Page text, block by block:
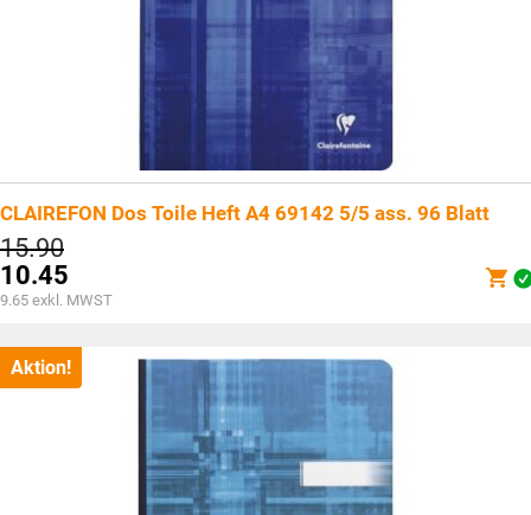
CLAIREFON Dos Toile Heft A4 69142 5/5 ass. 96 Blatt
15.90Ursprünglicher
Preis
war:
CHF15.90
10.45
Aktueller
ist:
CHF10.45.
9.65 exkl. MWST
Aktion!